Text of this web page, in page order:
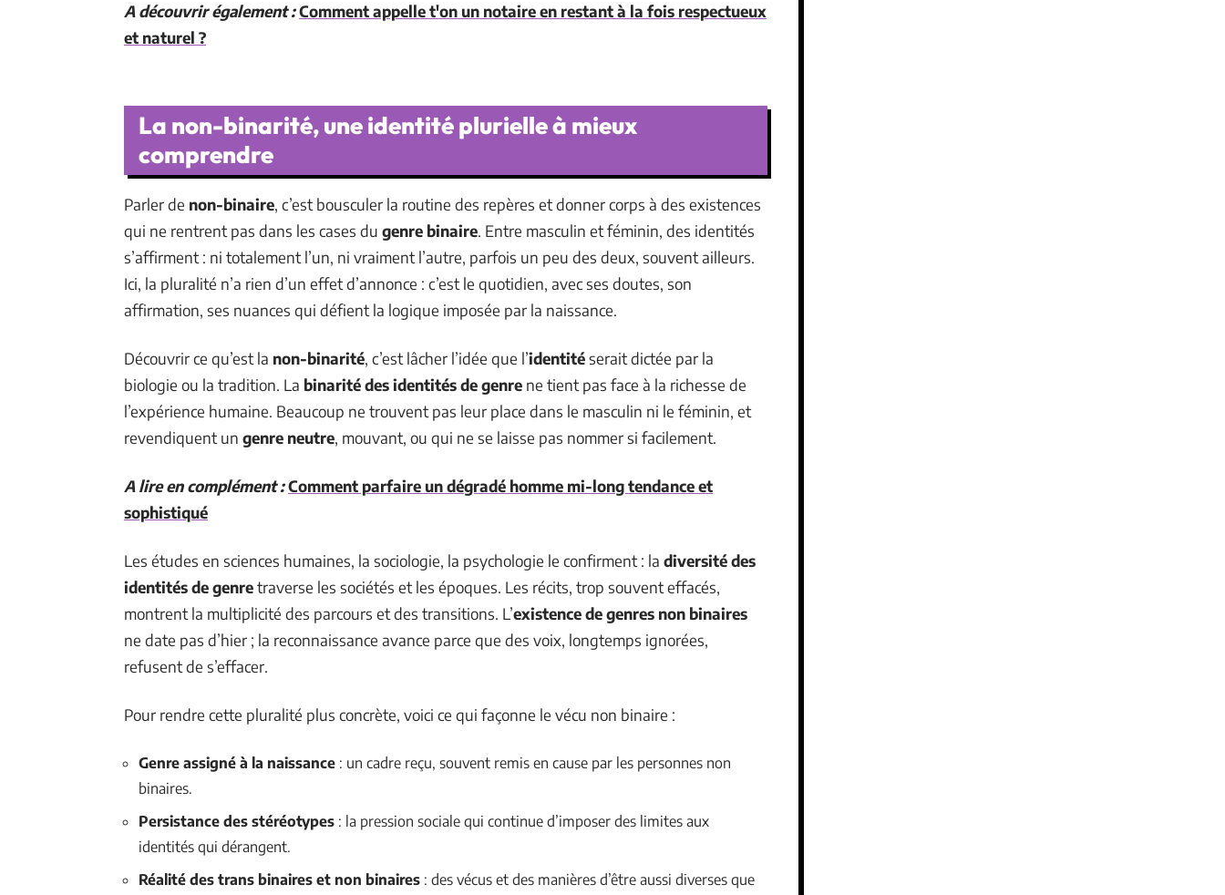
A découvrir également :Comment appelle t'on un notaire en restant à la fois respectueux
et naturel ?
La non-binarité, une identité plurielle à mieux
comprendre
Parler de non-binaire, c’est bousculer la routine des repères et donner corps à des existences
qui ne rentrent pas dans les cases du genre binaire. Entre masculin et féminin, des identités
s’affirment : ni totalement l’un, ni vraiment l’autre, parfois un peu des deux, souvent ailleurs.
Ici, la pluralité n’a rien d’un effet d’annonce : c’est le quotidien, avec ses doutes, son
affirmation, ses nuances qui défient la logique imposée par la naissance.
Découvrir ce qu’est la non-binarité, c’est lâcher l’idée que l’identitéserait dictée par la
biologie ou la tradition. La binarité des identités de genre ne tient pas face à la richesse de
l’expérience humaine. Beaucoup ne trouvent pas leur place dans le masculin ni le féminin, et
revendiquent un genre neutre, mouvant, ou qui ne se laisse pas nommer si facilement.
A lire en complément :Comment parfaire un dégradé homme mi-long tendance et
sophistiqué
Les études en sciences humaines, la sociologie, la psychologie le confirment : la diversité des
identités de genretraverse les sociétés et les époques. Les récits, trop souvent effacés,
montrent la multiplicité des parcours et des transitions. L’existence de genres non binaires
ne date pas d’hier ; la reconnaissance avance parce que des voix, longtemps ignorées,
refusent de s’effacer.
Pour rendre cette pluralité plus concrète, voici ce qui façonne le vécu non binaire :
Genre assigné à la naissance : un cadre reçu, souvent remis en cause par les personnes non
binaires.
Persistance des stéréotypes : la pression sociale qui continue d’imposer des limites aux
identités qui dérangent.
Réalité des trans binaires et non binaires : des vécus et des manières d’être aussi diverses que